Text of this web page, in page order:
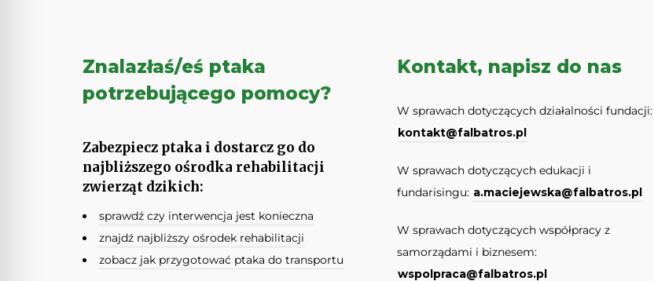
Znalazłaś/eś ptaka
potrzebującego pomocy?
Zabezpiecz ptaka i dostarcz go do
najbliższego ośrodka rehabilitacji
zwierząt dzikich:
sprawdź czy interwencja jest konieczna
znajdź najbliższy ośrodek rehabilitacji
zobacz jak przygotować ptaka do transportu
Kontakt, napisz do nas
W sprawach dotyczących działalności fundacji:
kontakt@falbatros.pl
W sprawach dotyczących edukacji i
fundarisingu: a.maciejewska@falbatros.pl
W sprawach dotyczących współpracy z
samorządami i biznesem:
wspolpraca@falbatros.pl